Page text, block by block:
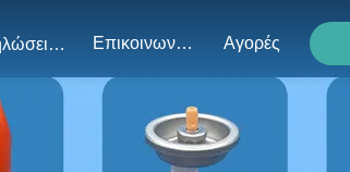
Εκδηλώσεις Επικοινωνήστε Μαζί Μας Αγορές